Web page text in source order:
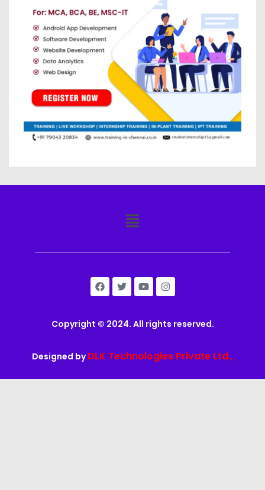
Copyright © 2024. All rights reserved.
Designed byDLK Technologies Private Ltd.,